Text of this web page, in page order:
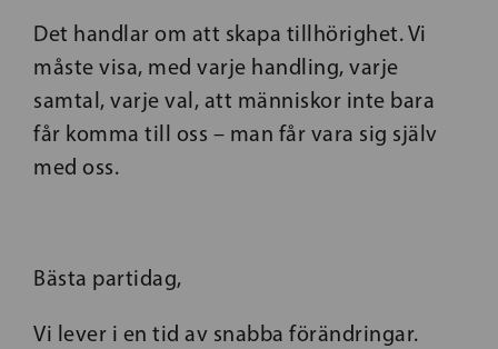
Det handlar om att skapa tillhörighet. Vi
måste visa, med varje handling, varje
samtal, varje val, att människor inte bara
får komma till oss – man får vara sig själv
med oss.
Bästa partidag,
Vi lever i en tid av snabba förändringar.